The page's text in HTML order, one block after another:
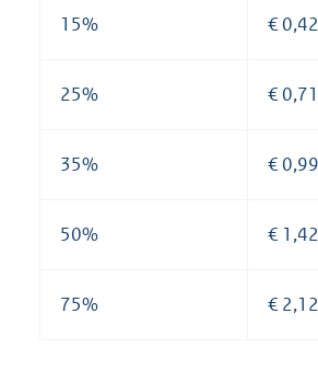
15% € 0,42
25% € 0,71
35% € 0,99
50% € 1,42
75% € 2,12